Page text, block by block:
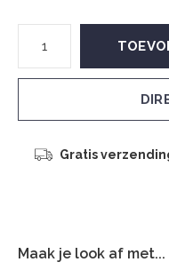
Gratis
Maak je look af met...